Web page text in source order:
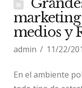
medios y
admin 11/22/
En el ambiente